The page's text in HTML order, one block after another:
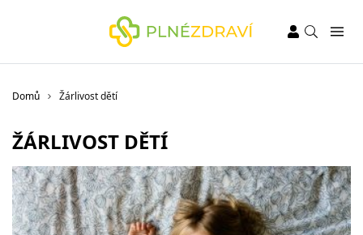
Domů Žárlivost dětí
ŽÁRLIVOST DĚTÍ